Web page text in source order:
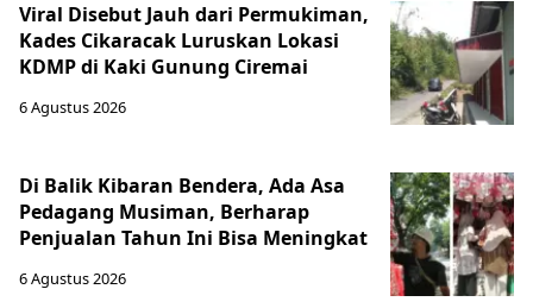
Viral Disebut Jauh dari Permukiman,
Kades Cikaracak Luruskan Lokasi
KDMP di Kaki Gunung Ciremai
6 Agustus 2026
Di Balik Kibaran Bendera, Ada Asa
Pedagang Musiman, Berharap
Penjualan Tahun Ini Bisa Meningkat
6 Agustus 2026